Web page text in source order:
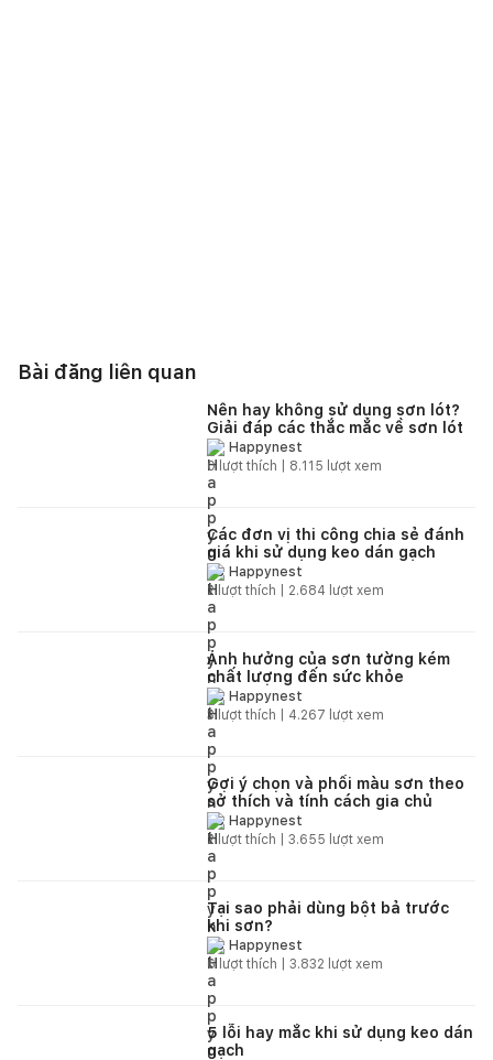
Bài đăng liên quan
Nên hay không sử dụng sơn lót?
Giải đáp các thắc mắc về sơn lót
Happynest
0 lượt thích | 8.115 lượt xem
Các đơn vị thi công chia sẻ đánh
giá khi sử dụng keo dán gạch
Happynest
2lượt thích | 2.684 lượt xem
Ảnh hưởng của sơn tường kém
chất lượng đến sức khỏe
Happynest
3lượt thích | 4.267 lượt xem
Gợi ý chọn và phối màu sơn theo
sở thích và tính cách gia chủ
Happynest
2lượt thích | 3.655 lượt xem
Tại sao phải dùng bột bả trước
khi sơn?
Happynest
6 lượt thích | 3.832 lượt xem
5 lỗi hay mắc khi sử dụng keo dán
gạch